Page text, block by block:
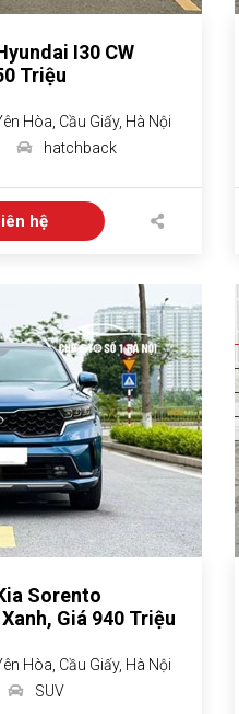
I30 CW
Triệu
Hòa, Cầu Giấy, Hà Nội
hatchback
hệ
Sorento
Giá 940 Triệu
Hòa, Cầu Giấy, Hà Nội
SUV